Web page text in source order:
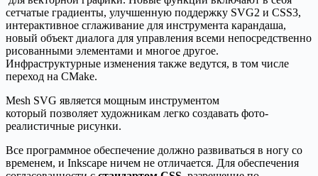
сетчатые градиенты, улучшенную поддержку SVG2 и CSS3,
интерактивное сглаживание для инструмента карандаша,
новый объект диалога для управления всеми непосредственно
рисованными элементами и многое другое.
Инфраструктурные изменения также ведутся, в том числе
переход на CMake.
Mesh SVG является мощным инструментом
который позволяет художникам легко создавать фото-
реалистичные рисунки.
Все программное обеспечение должно развиваться в ногу со
временем, и Inkscape ничем не отличается. Для обеспечения